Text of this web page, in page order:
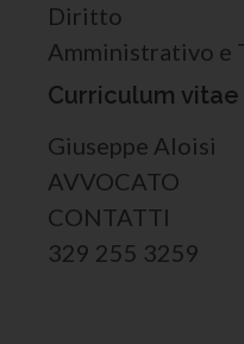
Diritto
Amministrativo e
Curriculum vitae
Giuseppe Aloisi
AVVOCATO
CONTATTI
329 255 3259